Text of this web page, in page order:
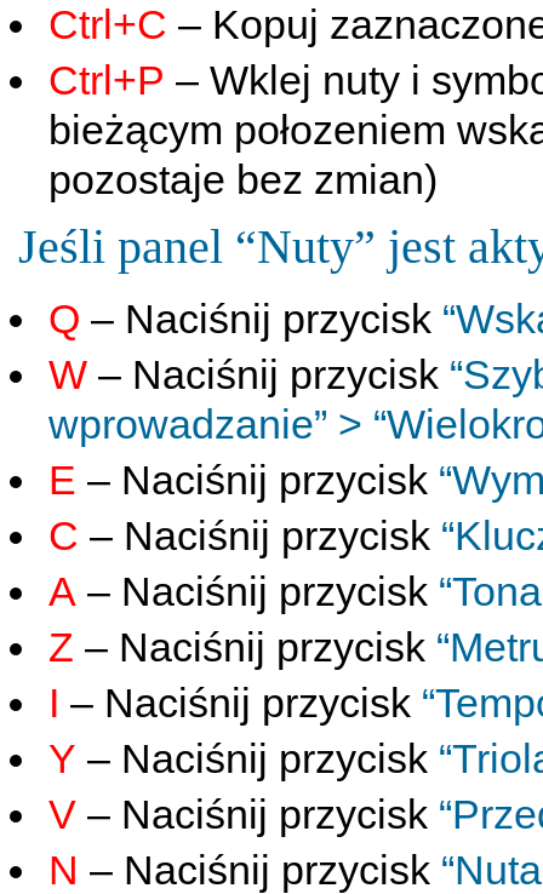
Ctrl+C – Kopuj
Ctrl+P – Wklej nuty i
bieżącym połozeniem
pozostaje bez zmian)
Jeśli panel “Nuty” jest
Q – Naciśnij przycisk
W – Naciśnij przycisk
wprowadzanie” >
E – Naciśnij przycisk
C – Naciśnij przycisk
A – Naciśnij przycisk
Z – Naciśnij przycisk
I – Naciśnij przycisk
Y – Naciśnij przycisk
V – Naciśnij przycisk
N – Naciśnij przycisk